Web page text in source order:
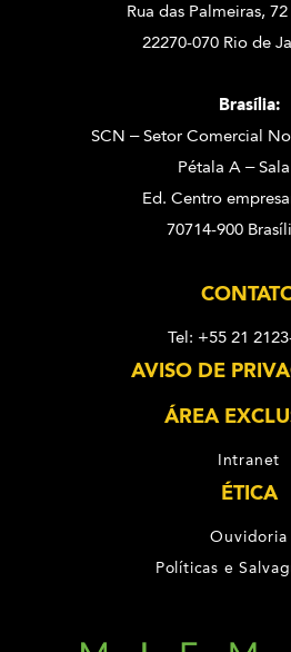
Rua das Palmeiras,
22270-070 Rio de
Brasília:
SCN – Setor Comercial
Pétala A –
Ed. Centro
70714-900
Tel: +55 21
AVISO DE
ÁREA
Intranet
ÉTICA
Ouvidoria
Políticas e